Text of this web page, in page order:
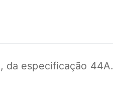
da especificação 44A.